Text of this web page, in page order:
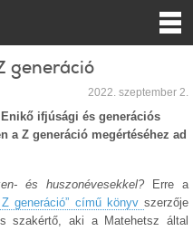
generáció
2022. szeptember 2.
ifjúsági és generációs
a Z generáció megértéséhez ad
és huszonévesekkel?Erre a
Z generáció” című könyvszerzője
szakértő, aki a Matehetsz által